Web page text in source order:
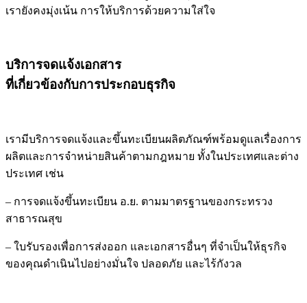
เรายังคงมุ่งเน้น การให้บริการด้วยความใส่ใจ
บริการจดแจ้งเอกสาร
ที่เกี่ยวข้องกับการประกอบธุรกิจ
เรามีบริการจดแจ้งและขึ้นทะเบียนผลิตภัณฑ์พร้อมดูแลเรื่องการ
ผลิตและการจำหน่ายสินค้าตามกฎหมาย ทั้งในประเทศและต่าง
ประเทศ เช่น
– การจดแจ้งขึ้นทะเบียน อ.ย. ตามมาตรฐานของกระทรวง
สาธารณสุข
– ใบรับรองเพื่อการส่งออก และเอกสารอื่นๆ ที่จำเป็นให้ธุรกิจ
ของคุณดำเนินไปอย่างมั่นใจ ปลอดภัย และไร้กังวล